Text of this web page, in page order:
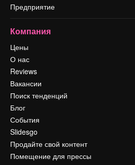
Предприятие
Компания
Цены
О нас
Reviews
Вакансии
Поиск тенденций
Блог
События
Slidesgo
Продайте свой контент
Помещение для прессы